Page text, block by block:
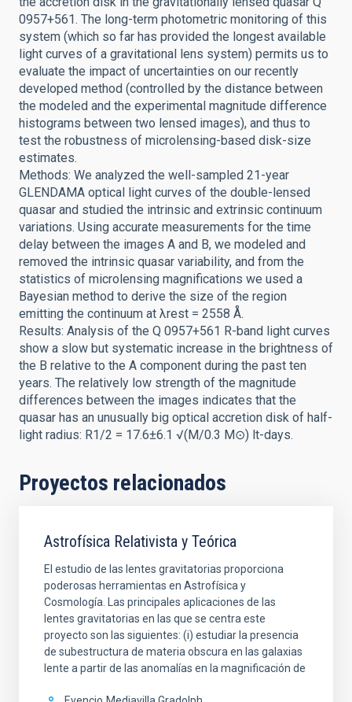
0957+561. The long-term photometric monitoring of this
system (which so far has provided the longest available
light curves of a gravitational lens system) permits us to
evaluate the impact of uncertainties on our recently
developed method (controlled by the distance between
the modeled and the experimental magnitude difference
histograms between two lensed images), and thus to
test the robustness of microlensing-based disk-size
estimates.
Methods: We analyzed the well-sampled 21-year
GLENDAMA optical light curves of the double-lensed
quasar and studied the intrinsic and extrinsic continuum
variations. Using accurate measurements for the time
delay between the images A and B, we modeled and
removed the intrinsic quasar variability, and from the
statistics of microlensing magnifications we used a
Bayesian method to derive the size of the region
emitting the continuum at λrest = 2558 Å.
Results: Analysis of the Q 0957+561 R-band light curves
show a slow but systematic increase in the brightness of
the B relative to the A component during the past ten
years. The relatively low strength of the magnitude
differences between the images indicates that the
quasar has an unusually big optical accretion disk of half-
light radius: R1/2 = 17.6±6.1 √(M/0.3 M⊙) lt-days.
Proyectos relacionados
Astrofísica Relativista y Teórica
El estudio de las lentes gravitatorias proporciona
poderosas herramientas en Astrofísica y
Cosmología. Las principales aplicaciones de las
lentes gravitatorias en las que se centra este
proyecto son las siguientes: (i) estudiar la presencia
de subestructura de materia obscura en las galaxias
lente a partir de las anomalías en la magnificación de